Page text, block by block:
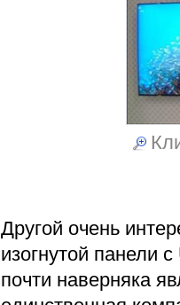
Другой очень
изогнутой панели
почти наверняка